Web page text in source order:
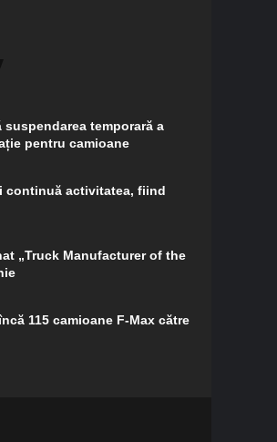
suspendarea temporară a
pentru camioane
continuă activitatea, fiind
„Truck Manufacturer of the
115 camioane F-Max către